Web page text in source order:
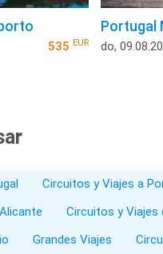
535 EUR
Portugal
do,
Circuitos y Viajes a
Circuitos y Viajes
Grandes Viajes